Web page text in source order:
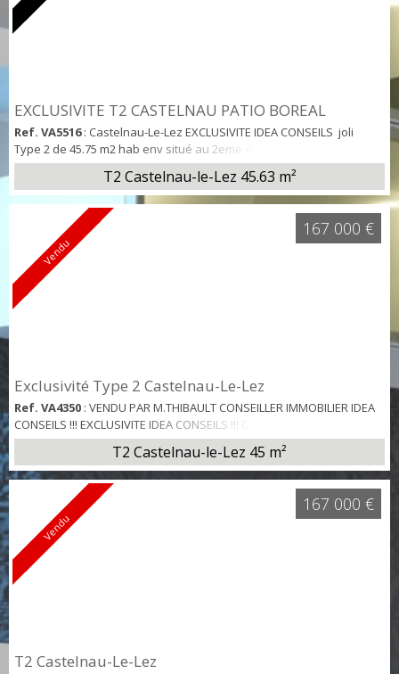
EXCLUSIVITE T2 CASTELNAU PATIO BOREAL
Ref. VA5516: Castelnau-Le-Lez EXCLUSIVITE IDEA CONSEILS joli
Type 2 de 45.75 m2 hab env situé au 2eme étage de la résidence
Patio Boréal à Castelnau. T2 composé d'une entrée, d'un wc
indépendant, d'une belle pièce de vie donnant sur la loggia, d'une
cuisine us aménagée et semi équipée, d'une chambre avec placard
et d'une salle d'eau. Cet appartement bénéficie également d'un
parking privatif en ...
T2 Castelnau-le-Lez 45.63 m²
Vendu
Exclusivité Type 2 Castelnau-Le-Lez
Ref. VA4350 : VENDU PAR M.THIBAULT CONSEILLER IMMOBILIER IDEA
CONSEILS !!! EXCLUSIVITE IDEA CONSEILS !!! CASTELNAU-LE-LEZ Joli
Type 2 traversant de 45 m2 hab env + 2 balcons + 1 parking privatif
en sous-sol au 1er étage de la résidence récente "Le Vendôme" à
Castelnau-Le-Lez. Au pied de toutes les commodités, commerces,
Tram, Centre ville .... Composé d'une entrée, d'un dégagement
desservant la pièce...
T2 Castelnau-le-Lez 45 m²
167 000 €
Vendu
T2 Castelnau-Le-Lez
167 000 €